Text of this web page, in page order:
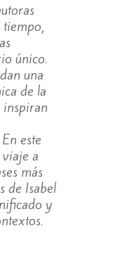
único.
una
de la
inspiran
este
a
más
de Isabel
y